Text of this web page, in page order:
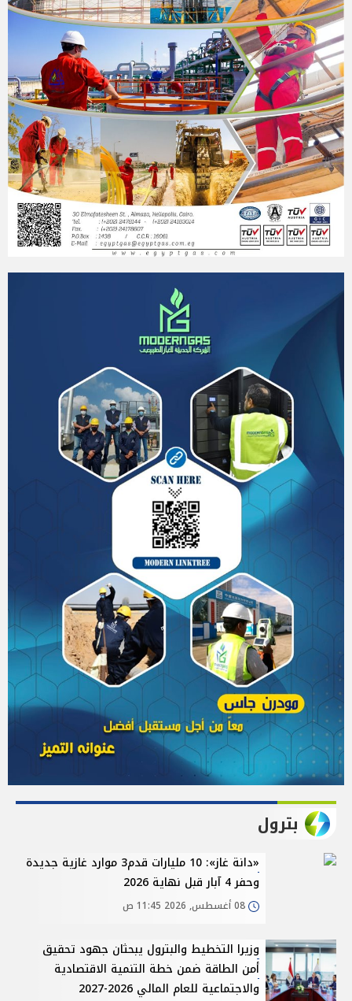
بترول
«دانة غاز»: 10 مليارات قدم3 موارد غازية جديدة
وحفر 4 آبار قبل نهاية 2026
وزيرا التخطيط والبترول يبحثان جهود تحقيق
أمن الطاقة ضمن خطة التنمية الاقتصادية
والاجتماعية للعام المالي 2026-2027